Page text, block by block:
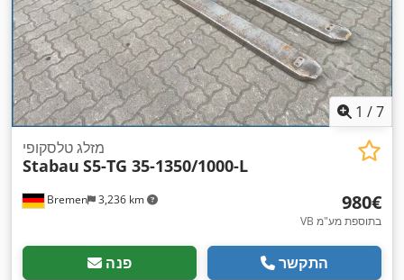
1 /7
Bremen 3,236 km
מזלג טלסקופי
Stabau S5-TG 35-1350/1000-L
‏980 ‏€
VB בתוספת מע"מ
פנה התקשר